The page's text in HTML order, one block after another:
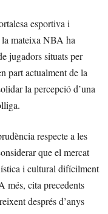
esportiva i
mateixa NBA ha
jugadors situats per
part actualment de la
la percepció d’una
respecte a les
que el mercat
i cultural difícilment
més, cita precedents
després d’anys